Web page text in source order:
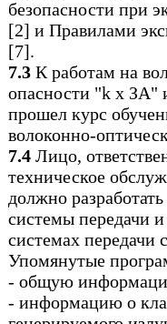
безопасности при
[2] и Правилами
[7].
7.3 К работам на
опасности "k х ЗА"
прошел курс
волоконно-
7.4 Лицо,
техническое
должно
системы передачи
системах
Упомянутые
- общую
- информацию о